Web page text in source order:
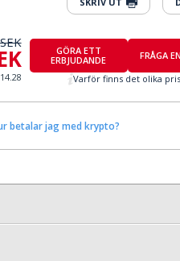
GÖRA ETT
ERBJUDANDE
FRÅGA
Varför finns det olika
betalar jag med krypto?